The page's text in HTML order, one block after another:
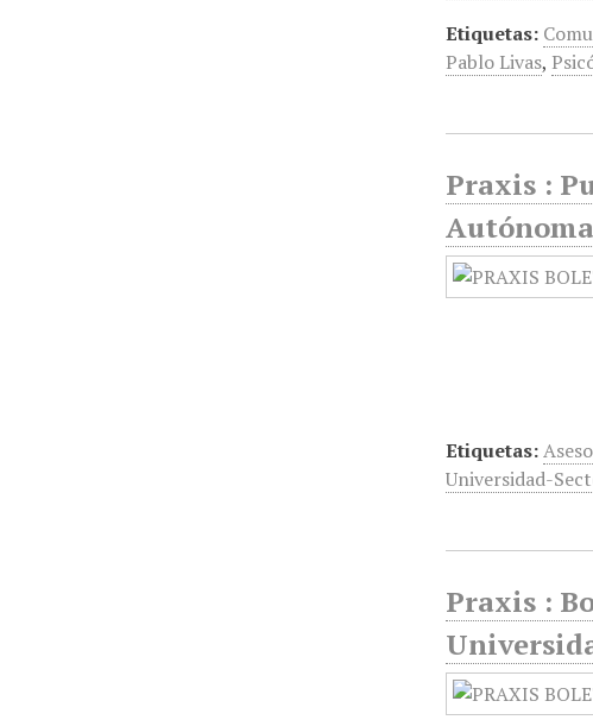
Etiquetas:
Pablo Livas,
Praxis :
Etiquetas:
Universidad-
Praxis :